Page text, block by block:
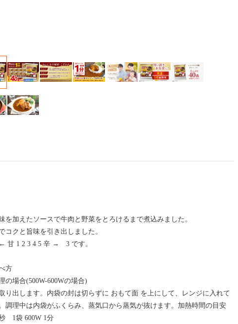
を加えたソースで牛肉と野菜をとろけるまで煮込みました。
コクと旨味を引き出しました。
甘 1 2 3 4 5 辛 → 3 です。
方
の場合(500W-600Wの場合)
り出します。内袋の封は切らずに おもて面 を上にして、レンジに入れて
調理中は内袋がふくらみ、蒸気口から蒸気が抜けます。加熱時間の目安
1袋 600W 1分